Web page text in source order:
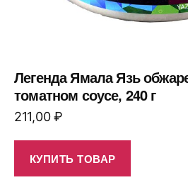
Легенда Ямала Язь
томатном соусе, 240 г
211,00₽
КУПИТЬ ТОВАР